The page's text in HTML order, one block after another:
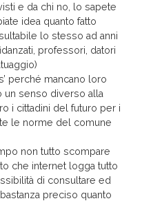
e da chi no, lo sapete
idea quanto fatto
lo stesso ad anni
professori, datori
perché mancano loro
un senso diverso alla
i cittadini del futuro per i
le norme del comune
non tutto scompare
che internet logga tutto
di consultare ed
preciso quanto